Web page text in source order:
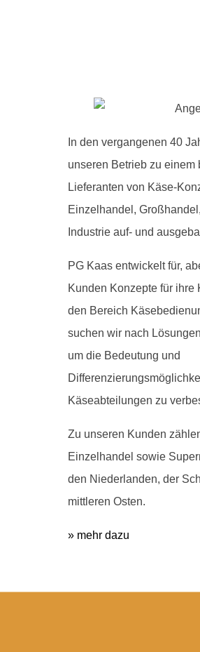
In den vergangenen 40
unseren Betrieb zu einem
Lieferanten von Käse-
Einzelhandel,
Industrie auf- und
PG Kaas entwickelt für,
Kunden Konzepte für ihre
den Bereich
suchen wir nach
um die Bedeutung und
Käseabteilungen zu
Zu unseren Kunden
Einzelhandel sowie
den Niederlanden, der
mittleren Osten.
» mehr dazu